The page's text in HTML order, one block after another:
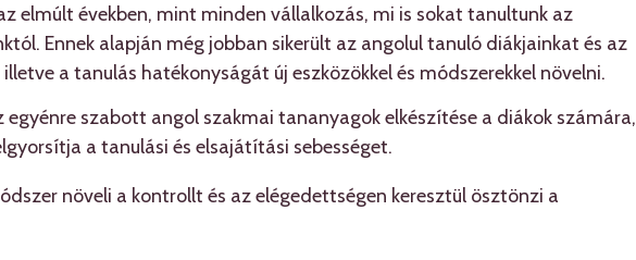
elmúlt években, mint minden vállalkozás, mi is sokat tanultunk az
Ennek alapján még jobban sikerült az angolul tanuló diákjainkat és az
a tanulás hatékonyságát új eszközökkel és módszerekkel növelni.
egyénre szabott angol szakmai tananyagok elkészítése a diákok számára,
a tanulási és elsajátítási sebességet.
növeli a kontrollt és az elégedettségen keresztül ösztönzi a